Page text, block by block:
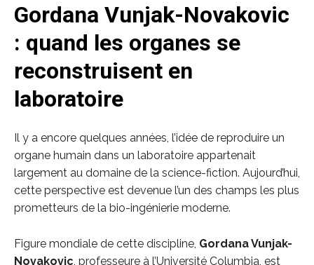
Gordana Vunjak-Novakovic
: quand les organes se
reconstruisent en
laboratoire
Il y a encore quelques années, l’idée de reproduire un
organe humain dans un laboratoire appartenait
largement au domaine de la science-fiction. Aujourd’hui,
cette perspective est devenue l’un des champs les plus
prometteurs de la bio-ingénierie moderne.
Figure mondiale de cette discipline, Gordana Vunjak-
Novakovic, professeure à l’Université Columbia, est